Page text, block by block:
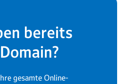
bereits
gesamte Online-